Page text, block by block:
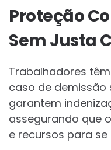
Proteção
Sem Justa
Trabalhadores
caso de demissão
garantem
assegurando que
e recursos para